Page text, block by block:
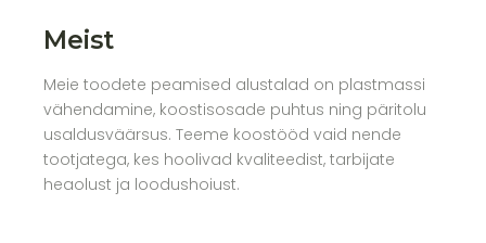
Meist
Meie toodete peamised alustalad on plastmassi
vähendamine, koostisosade puhtus ning päritolu
usaldusväärsus. Teeme koostööd vaid nende
tootjatega, kes hoolivad kvaliteedist, tarbijate
heaolust ja loodushoiust.